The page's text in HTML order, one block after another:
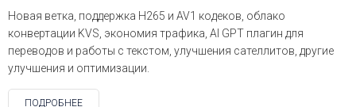
Новая ветка, поддержка H265 и AV1 кодеков, облако
конвертации KVS, экономия трафика, AI GPT плагин для
переводов и работы с текстом, улучшения сателлитов, другие
улучшения и оптимизации.
ПОДРОБНЕЕ